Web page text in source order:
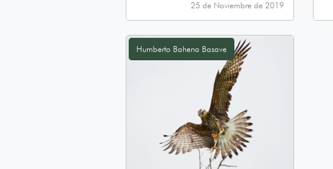
25 de Noviembre de 2019
Humberto Bahena Basave